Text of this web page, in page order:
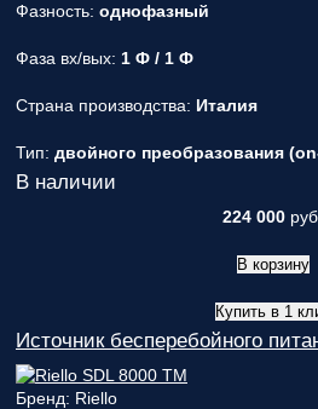
Фазность: однофазный
Фаза вх/вых: 1 Ф / 1 Ф
Страна производства: Италия
Тип: двойного преобразования
В наличии
224 000 руб.
В корзину
Купить в 1
Источник бесперебойного
Бренд: Riello